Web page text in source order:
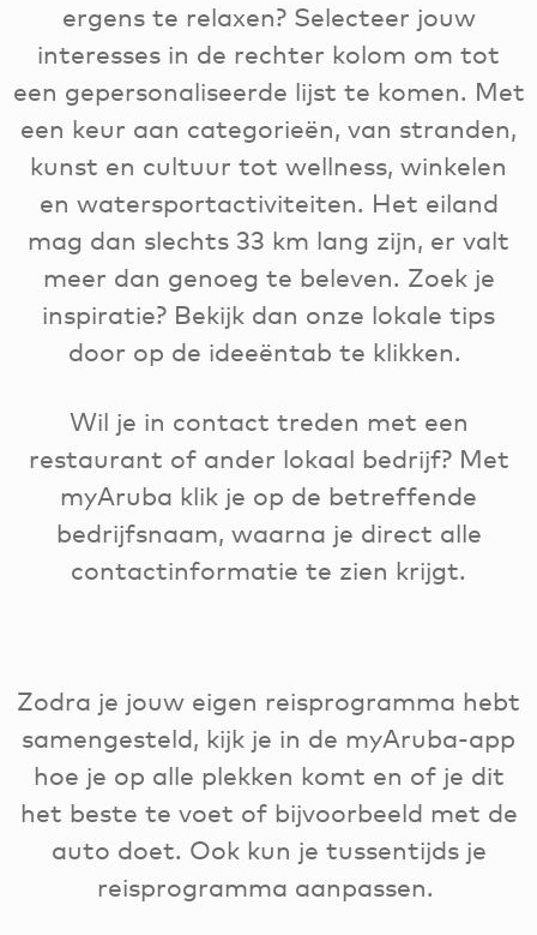
ergens te relaxen? Selecteer jouw
interesses in de rechter kolom om tot
een gepersonaliseerde lijst te komen. Met
een keur aan categorieën, van stranden,
kunst en cultuur tot wellness, winkelen
en watersportactiviteiten. Het eiland
mag dan slechts 33 km lang zijn, er valt
meer dan genoeg te beleven. Zoek je
inspiratie? Bekijk dan onze lokale tips
door op de ideeëntab te klikken.
Wil je in contact treden met een
restaurant of ander lokaal bedrijf? Met
myAruba klik je op de betreffende
bedrijfsnaam, waarna je direct alle
contactinformatie te zien krijgt.
Zodra je jouw eigen reisprogramma hebt
samengesteld, kijk je in de myAruba-app
hoe je op alle plekken komt en of je dit
het beste te voet of bijvoorbeeld met de
auto doet. Ook kun je tussentijds je
reisprogramma aanpassen.